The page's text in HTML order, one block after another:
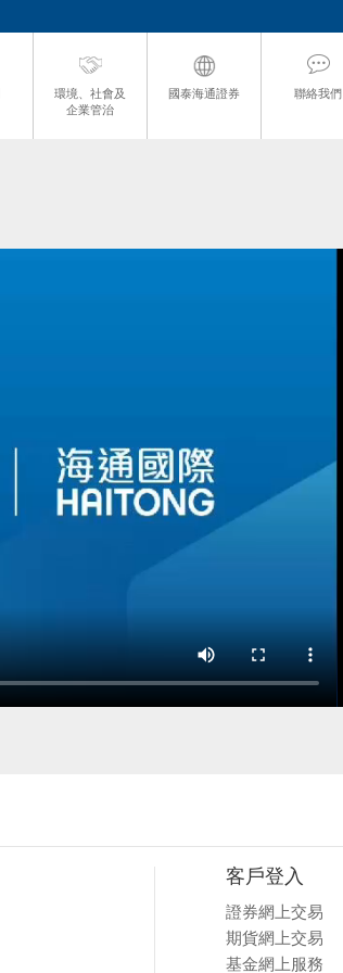
環境、社會及
企業管治
國泰海通證券 聯絡我們
客戶登入
證券網上交易
期貨網上交易
基金網上服務